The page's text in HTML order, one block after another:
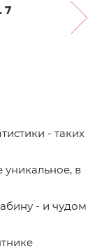
7
- таких
уникальное, в
- и чудом